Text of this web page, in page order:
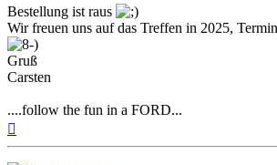
Bestellung ist raus
Wir freuen uns auf das Treffen in 2025,
Gruß
Carsten
....follow the fun in a FORD...